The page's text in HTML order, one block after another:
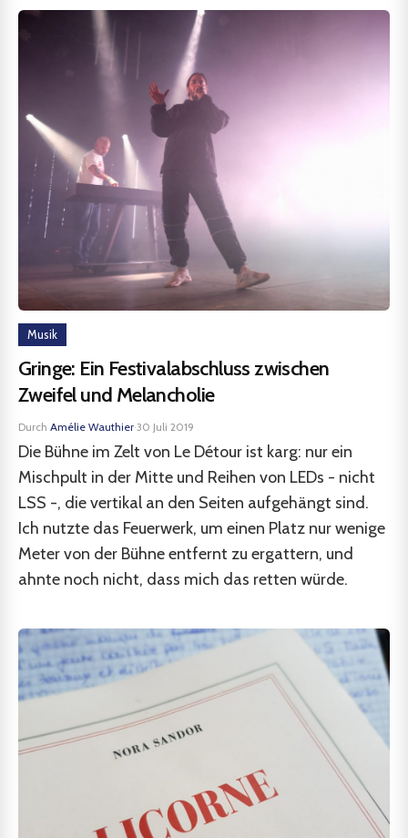
Musik
Gringe: Ein Festivalabschluss zwischen
Zweifel und Melancholie
Durch Amélie Wauthier·30 Juli 2019
Die Bühne im Zelt von Le Détour ist karg: nur ein
Mischpult in der Mitte und Reihen von LEDs - nicht
LSS -, die vertikal an den Seiten aufgehängt sind.
Ich nutzte das Feuerwerk, um einen Platz nur wenige
Meter von der Bühne entfernt zu ergattern, und
ahnte noch nicht, dass mich das retten würde.